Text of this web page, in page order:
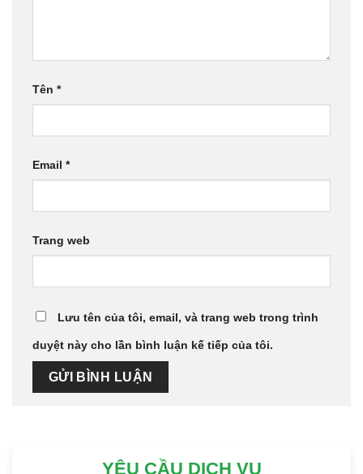
Tên *
Email *
Trang web
Lưu tên của tôi, email, và trang web trong trình
duyệt này cho lần bình luận kế tiếp của tôi.
YÊU CẦU DỊCH VỤ